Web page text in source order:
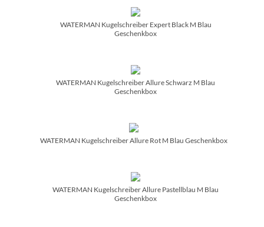
WATERMAN Kugelschreiber Expert Black M Blau
Geschenkbox
WATERMAN Kugelschreiber Allure Schwarz M Blau
Geschenkbox
WATERMAN Kugelschreiber Allure Rot M Blau Geschenkbox
WATERMAN Kugelschreiber Allure Pastellblau M Blau
Geschenkbox